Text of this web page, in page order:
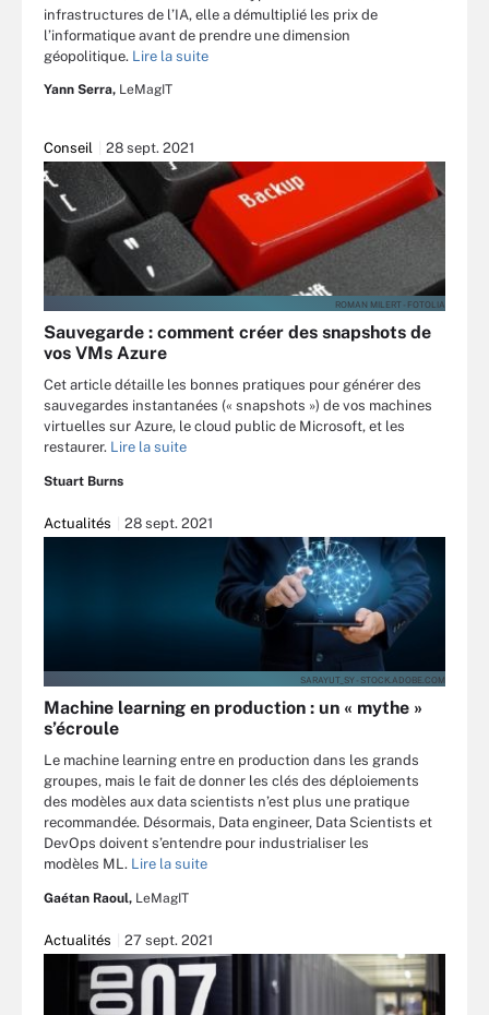
infrastructures de l’IA, elle a démultiplié les prix de
l’informatique avant de prendre une dimension
géopolitique. Lire la suite
Yann Serra, LeMagIT
Conseil 28 sept. 2021
ROMAN MILERT - FOTOLIA
Sauvegarde : comment créer des snapshots de
vos VMs Azure
Cet article détaille les bonnes pratiques pour générer des
sauvegardes instantanées (« snapshots ») de vos machines
virtuelles sur Azure, le cloud public de Microsoft, et les
restaurer. Lire la suite
Stuart Burns
Actualités 28 sept. 2021
SARAYUT_SY - STOCK.ADOBE.COM
Machine learning en production : un « mythe »
s’écroule
Le machine learning entre en production dans les grands
groupes, mais le fait de donner les clés des déploiements
des modèles aux data scientists n’est plus une pratique
recommandée. Désormais, Data engineer, Data Scientists et
DevOps doivent s’entendre pour industrialiser les
modèles ML. Lire la suite
Gaétan Raoul, LeMagIT
Actualités 27 sept. 2021